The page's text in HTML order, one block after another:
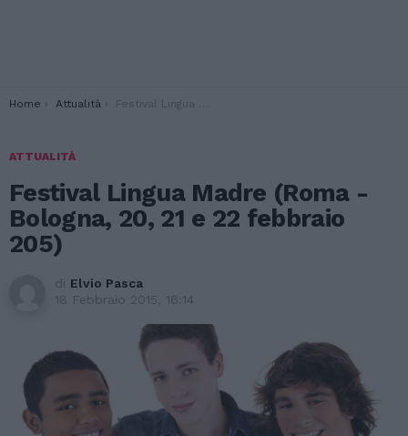
You are here:
Home Attualità Festival Lingua Madre (Roma -Bologna, 20, 21 e 22 febbraio 205)
ATTUALITÀ
Festival Lingua Madre (Roma -
Bologna, 20, 21 e 22 febbraio
205)
di Elvio Pasca
18 Febbraio 2015, 16:14